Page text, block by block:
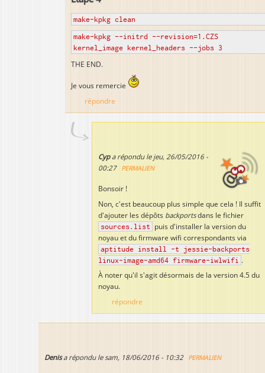
make-kpkg clean
make-kpkg --initrd --revision=1.CZS
kernel_image kernel_headers --jobs 3
THE END.
Je vous remercie
répondre
Cypa répondu le jeu, 26/05/2016 -
00:27
PERMALIEN
Bonsoir !
Non, c'est beaucoup plus simple que cela ! Il suffit
d'ajouter les dépôts backportsdans le fichier
sources.list puis d'installer la version du
noyau et du firmware wifi correspondants via
aptitude install -t jessie-backports
linux-image-amd64 firmware-iwlwifi .
À noter qu'il s'agit désormais de la version 4.5 du
noyau.
répondre
Denisa répondu lesam, 18/06/2016 - 10:32 PERMALIEN